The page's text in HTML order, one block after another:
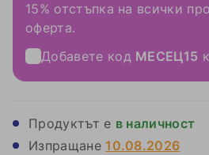
15% отстъпка на всички
оферта.
Добавете код МЕСЕЦ15
Продуктът е в наличност
Изпращане 10.08.2026